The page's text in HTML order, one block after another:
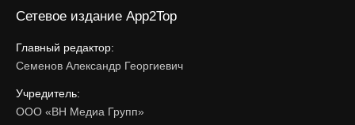
Сетевое издание App2Top
Главный редактор:
Семенов Александр Георгиевич
Учредитель:
ООО «ВН Медиа Групп»